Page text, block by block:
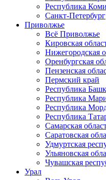
Республика Коми
Санкт-Петербург
Приволжье
Всё Приволжье
Кировская
Нижегородская
Оренбургская
Пензенская
Пермский край
Республика
Республика
Республика
Республика
Самарская
Саратовская
Удмуртская
Ульяновская
Чувашская
Урал